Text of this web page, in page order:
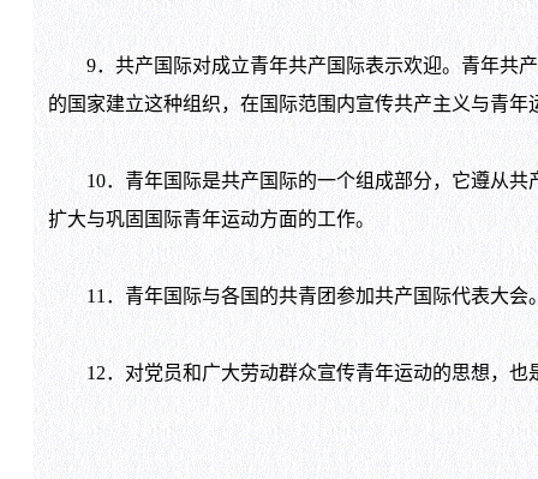
9．共产国际对成立青年共产国际表示欢迎。青年共产
的国家建立这种组织，在国际范围内宣传共产主义与青年
10．青年国际是共产国际的一个组成部分，它遵从共
扩大与巩固国际青年运动方面的工作。
11．青年国际与各国的共青团参加共产国际代表大会
12．对党员和广大劳动群众宣传青年运动的思想，也